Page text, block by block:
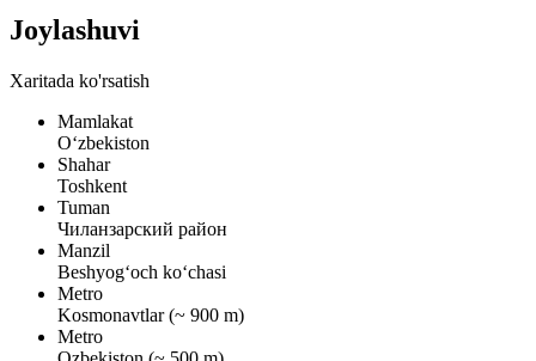
Joylashuvi
Xaritada ko'rsatish
Mamlakat
Oʻzbekiston
Shahar
Toshkent
Tuman
Чиланзарский район
Manzil
Beshyogʻoch koʻchasi
Metro
Kosmonavtlar (~ 900 m)
Metro